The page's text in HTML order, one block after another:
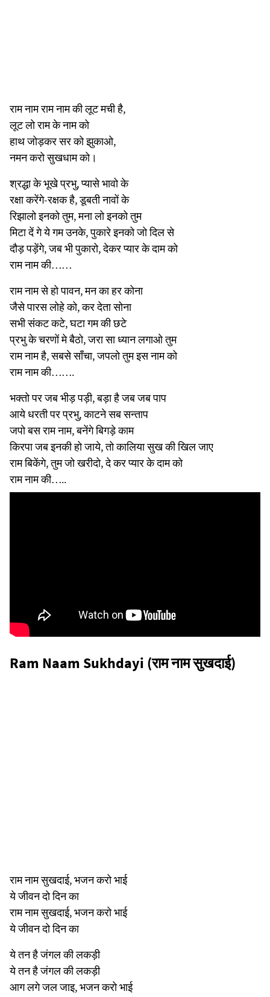
राम नाम राम नाम की लूट मची है,
लूट लो राम के नाम को
हाथ जोड़कर सर को झुकाओ,
नमन करो सुखधाम को।
श्रद्धा के भूखे प्रभु, प्यासे भावो के
रक्षा करेंगे-रक्षक है, डूबती नावों के
रिझालो इनको तुम, मना लो इनको तुम
मिटा दें गे ये गम उनके, पुकारे इनको जो दिल से
दौड़ पड़ेंगे, जब भी पुकारो, देकर प्यार के दाम को
राम नाम की……
राम नाम से हो पावन, मन का हर कोना
जैसे पारस लोहे को, कर देता सोना
सभी संकट कटे, घटा गम की छटे
प्रभु के चरणों मे बैठो, जरा सा ध्यान लगाओ तुम
राम नाम है, सबसे साँचा, जपलो तुम इस नाम को
राम नाम की…….
भक्तो पर जब भीड़ पड़ी, बड़ा है जब जब पाप
आये धरती पर प्रभु, काटने सब सन्ताप
जपो बस राम नाम, बनेंगे बिगड़े काम
किरपा जब इनकी हो जाये, तो कालिया सुख की खिल जाए
राम बिकेंगे, तुम जो खरीदो, दे कर प्यार के दाम को
राम नाम की…..
Ram Naam Sukhdayi (राम नाम सुखदाई)
राम नाम सुखदाई, भजन करो भाई
ये जीवन दो दिन का
राम नाम सुखदाई, भजन करो भाई
ये जीवन दो दिन का
ये तन है जंगल की लकड़ी
ये तन है जंगल की लकड़ी
आग लगे जल जाइ, भजन करो भाई